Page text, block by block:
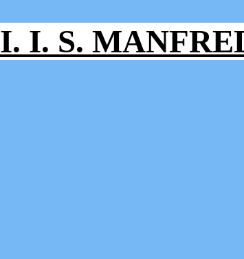
I. I. S.